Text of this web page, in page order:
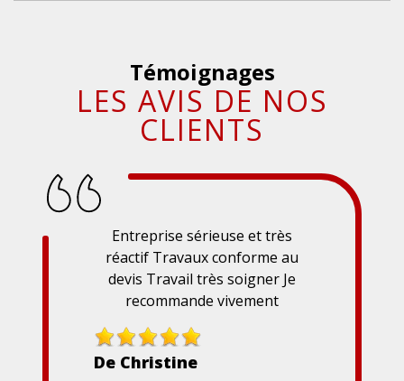
Témoignages
LES AVIS DE NOS
CLIENTS
Entreprise sérieuse et très
réactif Travaux conforme au
devis Travail très soigner Je
recommande vivement
De Christine